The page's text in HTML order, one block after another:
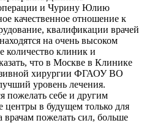
и Чурину Юлию
качественное отношение к
квалификации врачей
на очень высоком
количество клиник и
что в Москве в Клинике
хирургии ФГАОУ ВО
уровень лечения.
пожелать себе и другим
центры в будущем только для
врачам пожелать сил, больше